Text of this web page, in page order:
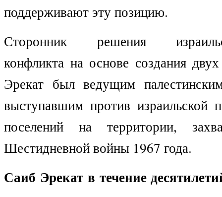
поддерживают эту позицию.
Сторонник решения
конфликта на основе создания
Эрекат был ведущим
выступавшим против израильской
поселений на территории,
Шестидневной войны 1967 года.
Саиб Эрекат в течение